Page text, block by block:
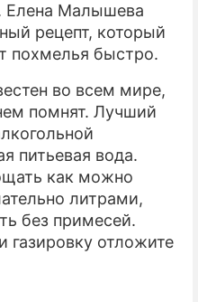
Елена Малышева
рецепт, который
похмелья быстро.
во всем мире,
помнят. Лучший
питьевая вода.
как можно
литрами,
без примесей.
газировку отложите